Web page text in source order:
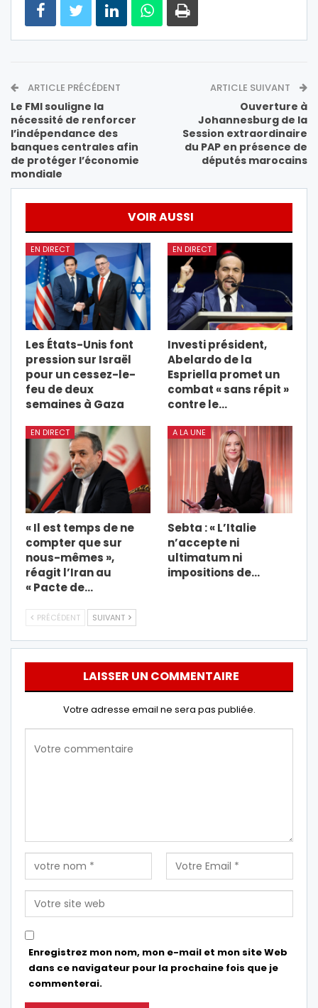
ARTICLE PRÉCÉDENT
Le FMI souligne la
nécessité de renforcer
l’indépendance des
banques centrales afin
de protéger l’économie
mondiale
ARTICLE SUIVANT
Ouverture à
Johannesburg de la
Session extraordinaire
du PAP en présence de
députés marocains
VOIR AUSSI
EN DIRECT
Les États-Unis font
pression sur Israël
pour un cessez-le-
feu de deux
semaines à Gaza
EN DIRECT
Investi président,
Abelardo de la
Espriella promet un
combat « sans répit »
contre le…
EN DIRECT
« Il est temps de ne
compter que sur
nous-mêmes »,
réagit l’Iran au
« Pacte de…
A LA UNE
Sebta : « L’Italie
n’accepte ni
ultimatum ni
impositions de…
PRÉCÉDENT SUIVANT
LAISSER UN COMMENTAIRE
Votre adresse email ne sera pas publiée.
Enregistrez mon nom, mon e-mail et mon site Web
dans ce navigateur pour la prochaine fois que je
commenterai.